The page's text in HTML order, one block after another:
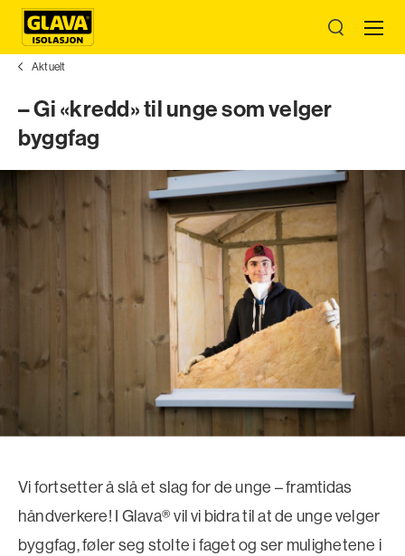
Aktuelt
– Gi «kredd» til unge som velger
byggfag
Vi fortsetter å slå et slag for de unge – framtidas
håndverkere! I Glava® vil vi bidra til at de unge velger
byggfag, føler seg stolte i faget og ser mulighetene i